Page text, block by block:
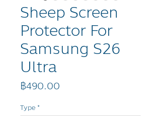
Sheep Screen
Protector For
Samsung S26
Ultra
฿490.00
Type *